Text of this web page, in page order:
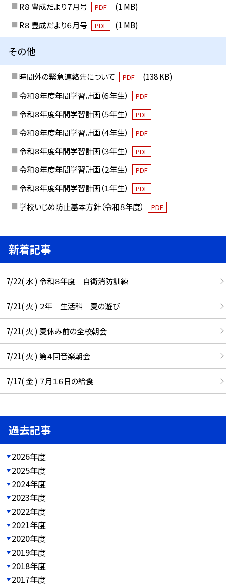
R８ 豊成だより７月号 PDF
(1 MB)
R８ 豊成だより６月号
PDF (1 MB)
その他
時間外の緊急連絡先について PDF
(138 KB)
令和８年度年間学習計画（６年生）
PDF
令和８年度年間学習計画（５年生） PDF
令和８年度年間学習計画（４年生） PDF
令和８年度年間学習計画（３年生） PDF
令和８年度年間学習計画（２年生） PDF
令和８年度年間学習計画（１年生） PDF
学校いじめ防止基本方針（令和８年度） PDF
新着記事
7/22( 水 ) 令和８年度 自衛消防訓練
7/21( 火 ) ２年 生活科 夏の遊び
7/21( 火 ) 夏休み前の全校朝会
7/21( 火 ) 第４回音楽朝会
7/17( 金 ) ７月１６日の給食
過去記事
2026年度
2025年度
2024年度
2023年度
2022年度
2021年度
2020年度
2019年度
2018年度
2017年度